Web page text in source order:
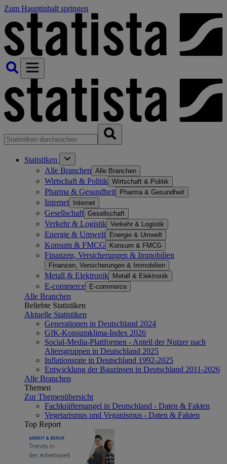
Zum Hauptinhalt springen
Statistiken
Alle Branchen Alle Branchen
Wirtschaft & Politik Wirtschaft & Politik
Pharma & Gesundheit Pharma & Gesundheit
Internet Internet
Gesellschaft Gesellschaft
Verkehr & Logistik Verkehr & Logistik
Energie & Umwelt Energie & Umwelt
Konsum & FMCG Konsum & FMCG
Finanzen, Versicherungen & Immobilien
Finanzen, Versicherungen & Immobilien
Metall & Elektronik Metall & Elektronik
E-commerce E-commerce
Alle Branchen
Beliebte Statistiken
Aktuelle Statistiken
Generationen in Deutschland 2024
GfK-Konsumklima-Index 2026
Social-Media-Plattformen - Anteil der Nutzer nach
Altersgruppen in Deutschland 2025
Inflationsrate in Deutschland 1992-2025
Entwicklung der Bauzinsen in Deutschland 2011-2026
Alle Branchen
Themen
Zur Themenübersicht
Fachkräftemangel in Deutschland - Daten & Fakten
Vegetarismus und Veganismus - Daten & Fakten
Top Report